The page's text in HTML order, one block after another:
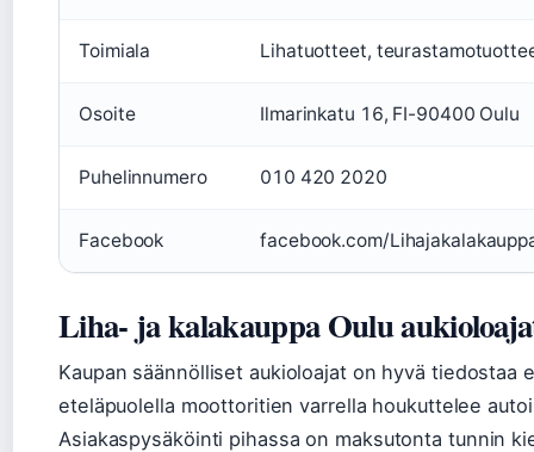
Toimiala Lihatuotteet,
Osoite Ilmarinkatu 16, FI-90400 Oulu
Puhelinnumero 010 420 2020
Facebook facebook.com/
Liha- ja kalakauppa Oulu
Kaupan säännölliset aukioloajat on hyvä tiedostaa
eteläpuolella moottoritien varrella houkuttelee
Asiakaspysäköinti pihassa on maksutonta tunnin